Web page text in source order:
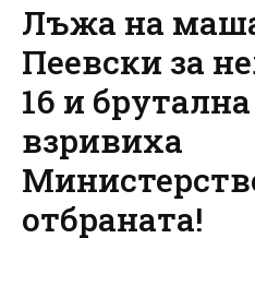
Лъжа на
Пеевски за
16 и
взривиха
отбраната!